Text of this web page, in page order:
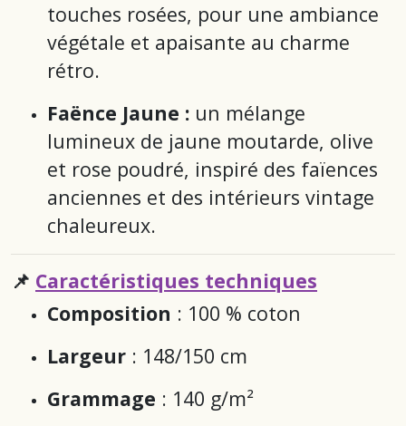
touches rosées, pour une ambiance
végétale et apaisante au charme
rétro.
Faënce Jaune : un mélange
lumineux de jaune moutarde, olive
et rose poudré, inspiré des faïences
anciennes et des intérieurs vintage
chaleureux.
📌 Caractéristiques techniques
Composition : 100 % coton
Largeur : 148/150 cm
Grammage : 140 g/m²